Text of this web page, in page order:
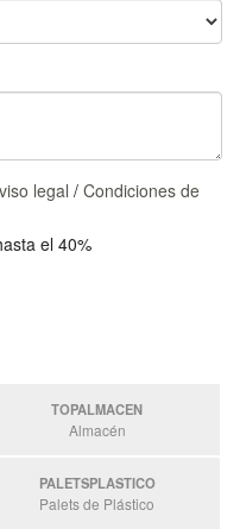
legal / Condiciones de
el 40%
TOPALMACEN
Almacén
PALETSPLASTICO
Palets de Plástico